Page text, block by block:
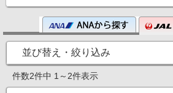
並び替え・絞り込み
件数2件中 1～2件表示